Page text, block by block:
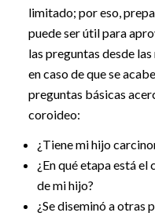
limitado; por eso,
puede ser útil para
las preguntas desde
en caso de que se
preguntas básicas
coroideo:
¿Tiene mi hijo
¿En qué etapa está
de mi hijo?
¿Se diseminó a otras